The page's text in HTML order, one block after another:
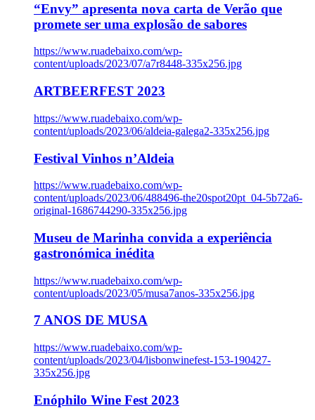
“Envy” apresenta nova carta de Verão que
promete ser uma explosão de sabores
https://www.ruadebaixo.com/wp-
content/uploads/2023/07/a7r8448-335x256.jpg
ARTBEERFEST 2023
https://www.ruadebaixo.com/wp-
content/uploads/2023/06/aldeia-galega2-335x256.jpg
Festival Vinhos n’Aldeia
https://www.ruadebaixo.com/wp-
content/uploads/2023/06/488496-the20spot20pt_04-5b72a6-
original-1686744290-335x256.jpg
Museu de Marinha convida a experiência
gastronómica inédita
https://www.ruadebaixo.com/wp-
content/uploads/2023/05/musa7anos-335x256.jpg
7 ANOS DE MUSA
https://www.ruadebaixo.com/wp-
content/uploads/2023/04/lisbonwinefest-153-190427-
335x256.jpg
Enóphilo Wine Fest 2023